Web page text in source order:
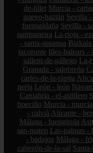
de-lillet Murcia -
nuevo-baztán Sevilla -
fuensaldaña Sevilla -
pampaneira La-rioja -
- santa-susanna Bizkaia
tacoronte Illes-balears -
sallent-de-gállego La-
Granada - salobreña
carles-de-la-ràpita
nerja León - león
Cantabria - el-astillero
boecillo Murcia - murcia
- calvià Alicante -
Málaga - fuengirola
san-mateo Las-palmas -
- badajoz Málaga -
cabezón-de-la-sal